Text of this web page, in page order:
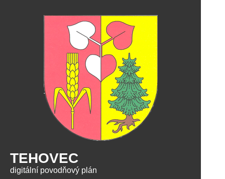
TEHOVEC
digitální povodňový plán